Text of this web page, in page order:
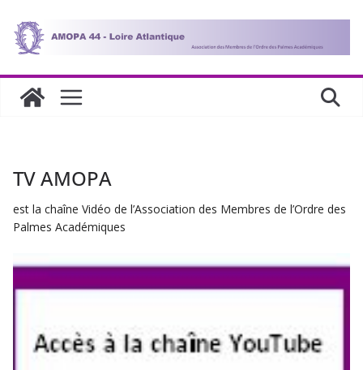
contenu
TV AMOPA
est la chaîne Vidéo de l’Association des Membres de l’Ordre des
Palmes Académiques